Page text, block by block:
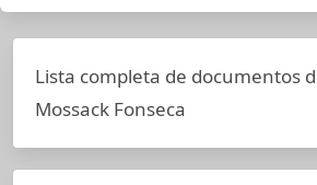
Lista completa de documentos
Mossack Fonseca